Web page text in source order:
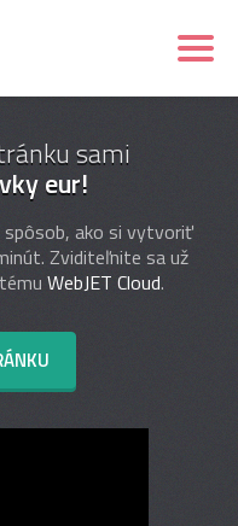
sami
eur!
spôsob, ako si vytvoriť
Zviditeľnite sa už
WebJET Cloud.